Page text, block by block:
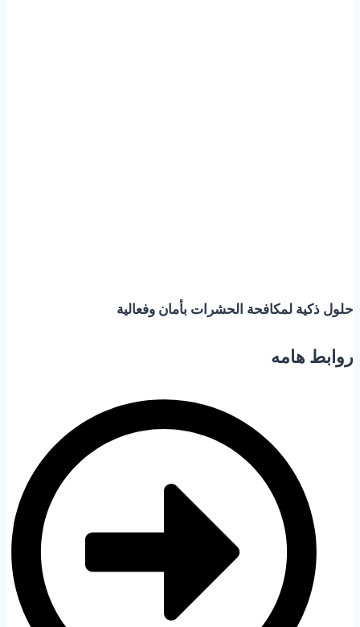
حلول ذكية لمكافحة الحشرات بأمان وفعالية
روابط هامه